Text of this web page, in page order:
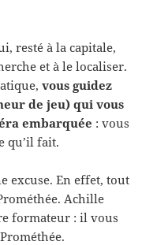
resté à la capitale,
et à le localiser.
vous guidez
de jeu) qui vous
embarquée : vous
qu’il fait.
excuse. En effet, tout
Achille
formateur : il vous